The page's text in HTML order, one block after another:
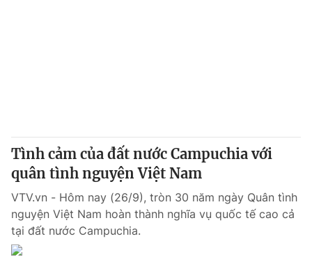
Tình cảm của đất nước Campuchia với
quân tình nguyện Việt Nam
VTV.vn - Hôm nay (26/9), tròn 30 năm ngày Quân tình
nguyện Việt Nam hoàn thành nghĩa vụ quốc tế cao cả
tại đất nước Campuchia.